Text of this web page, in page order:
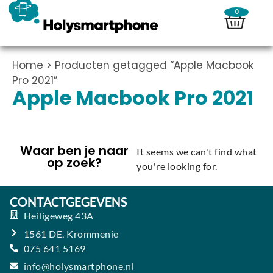
0
Home > Producten getagged “Apple Macbook
Pro 2021”
Apple Macbook Pro 2021
Waar ben je naar
op zoek?
It seems we can't find what
you're looking for.
CONTACTGEGEVENS
Heiligeweg 43A
1561 DE, Krommenie
075 641 5169
info@holysmartphone.nl